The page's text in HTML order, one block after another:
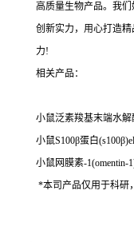
高质量生物产品。我
创新实力，用心打造
力!
相关产品：
小鼠泛素羧基末端水解
小鼠S100β蛋白
小鼠网膜素-1(omentin-
*本司产品仅用于科研